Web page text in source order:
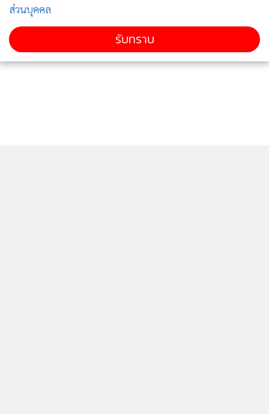
ส่วนบุคคล
รับทราบ